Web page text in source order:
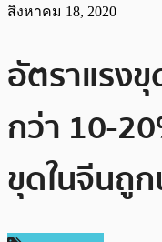
สิงหาคม 18, 2020
อัตราแรง
กว่า 10-
ขุดในจีนถู